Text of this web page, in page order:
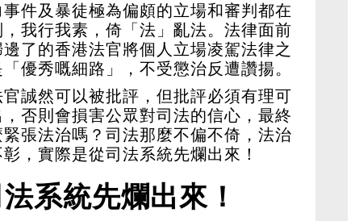
件及暴徒極為偏頗的立場和審判都在
我行我素，倚「法」亂法。法律面前
了的香港法官將個人立場凌駕法律之
優秀嘅細路」，不受懲治反遭讚揚。
誠然可以被批評，但批評必須有理可
否則會損害公眾對司法的信心，最終
張法治嗎？司法那麼不偏不倚，法治
，實際是從司法系統先爛出來！
系統先爛出來！